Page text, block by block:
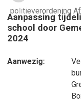
politieverordening
Aanpassing
school door
2024
Aanwezig: